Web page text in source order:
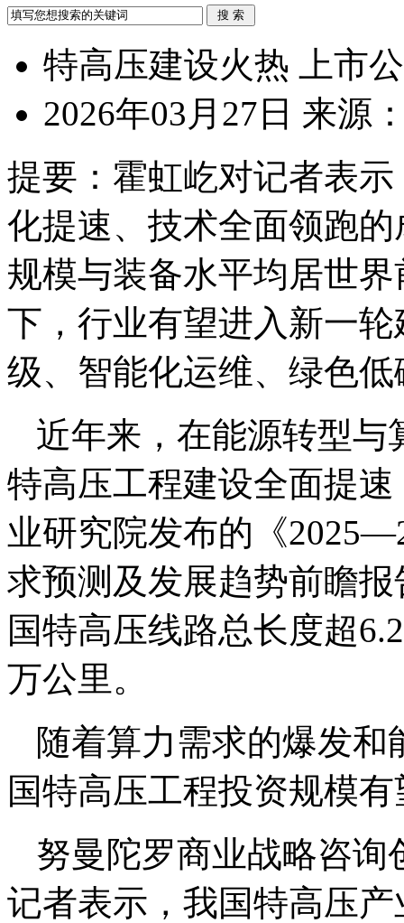
特高压建设火热 上市
2026年03月27日 来源
提要： 霍虹屹对记者表
化提速、技术全面领跑
规模与装备水平均居世
下，行业有望进入新一
级、智能化运维、绿色
近年来，在能源转型与
特高压工程建设全面提
业研究院发布的《
求预测及发展趋势前瞻
国特高压线路总长度超
万公里。
随着算力需求的爆发
国特高压工程投资规模
努曼陀罗商业战略咨询
记者表示，我国特高压